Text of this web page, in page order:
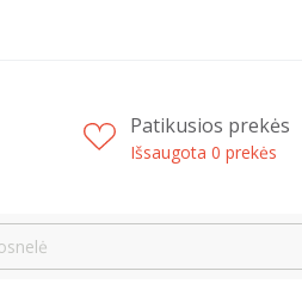
Patikusios prekės
Išsaugota 0 prekės